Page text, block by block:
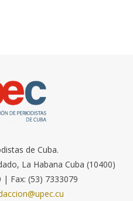
de Cuba.
La Habana Cuba (10400)
| Fax: (53) 7333079